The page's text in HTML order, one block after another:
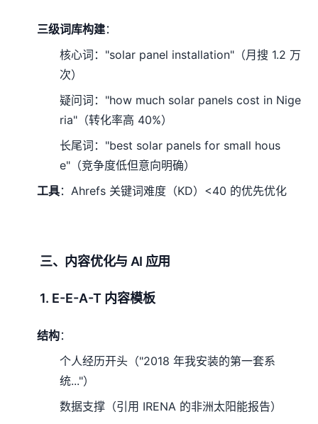
三级词库构建：
核心词："solar panel installation"（月搜 1.2 万
次）
疑问词："how much solar panels cost in Nige
ria"（转化率高 40%）
长尾词："best solar panels for small hous
e"（竞争度低但意向明确）
工具：Ahrefs 关键词难度（KD）<40 的优先优化
三、内容优化与 AI 应用
1. E-E-A-T 内容模板
结构：
个人经历开头（"2018 年我安装的第一套系
统..."）
数据支撑（引用 IRENA 的非洲太阳能报告）